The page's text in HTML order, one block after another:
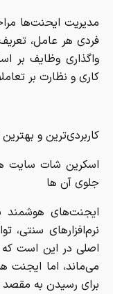
مدیریت ایحنت‌ها
فردی هر عامل،
واگذاری وظایف
کاری و نظارت بر
کاربردی‌ترین و
اسکرین شات سایت
جلوی آن ها
ایجنت‌های هوشمند
نرم‌افزارهای سنتی،
اصلی در این است
می‌ماند، اما ایجنت
برای رسیدن به مقصد